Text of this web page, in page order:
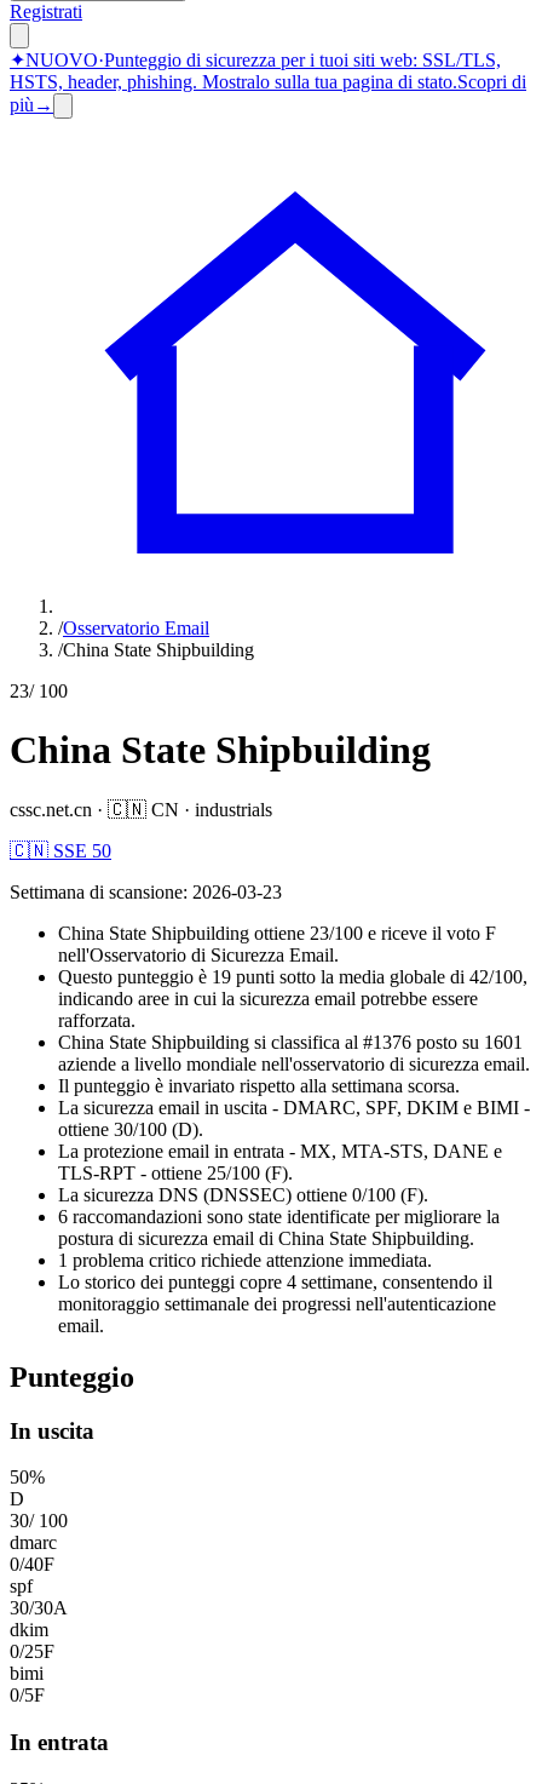
Registrati
✦NUOVO·Punteggio di sicurezza per i tuoi siti web: SSL/TLS,
HSTS, header, phishing. Mostralo sulla tua pagina di stato.Scopri di
più →
/Osservatorio Email
/China State Shipbuilding
23/ 100
China State Shipbuilding
cssc.net.cn · 🇨🇳 CN · industrials
🇨🇳 SSE 50
Settimana di scansione: 2026-03-23
China State Shipbuilding ottiene 23/100 e riceve il voto F
nell'Osservatorio di Sicurezza Email.
Questo punteggio è 19 punti sotto la media globale di 42/100,
indicando aree in cui la sicurezza email potrebbe essere
rafforzata.
China State Shipbuilding si classifica al #1376 posto su 1601
aziende a livello mondiale nell'osservatorio di sicurezza email.
Il punteggio è invariato rispetto alla settimana scorsa.
La sicurezza email in uscita - DMARC, SPF, DKIM e BIMI -
ottiene 30/100 (D).
La protezione email in entrata - MX, MTA-STS, DANE e
TLS-RPT - ottiene 25/100 (F).
La sicurezza DNS (DNSSEC) ottiene 0/100 (F).
6 raccomandazioni sono state identificate per migliorare la
postura di sicurezza email di China State Shipbuilding.
1 problema critico richiede attenzione immediata.
Lo storico dei punteggi copre 4 settimane, consentendo il
monitoraggio settimanale dei progressi nell'autenticazione
email.
Punteggio
In uscita
50%
D
30/ 100
dmarc
0/40F
spf
30/30A
dkim
0/25F
bimi
0/5F
In entrata